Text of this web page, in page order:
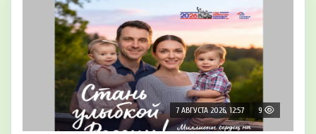
7 АВГУСТА 2026, 12:57 9